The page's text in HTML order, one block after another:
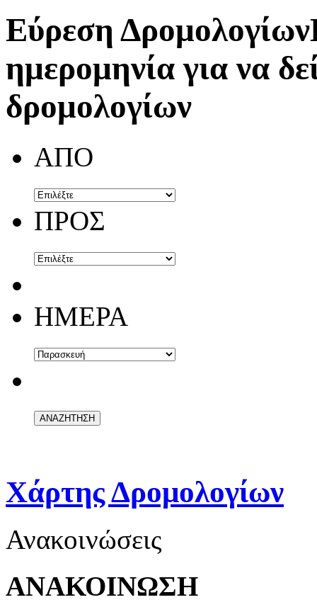
Εύρεση Δρομολογίων
ημερομηνία για να
δρομολογίων
ΑΠΟ
ΠΡΟΣ
ΗΜΕΡΑ
Χάρτης Δρομολογίων
Ανακοινώσεις
ΑΝΑΚΟΙΝΩΣΗ